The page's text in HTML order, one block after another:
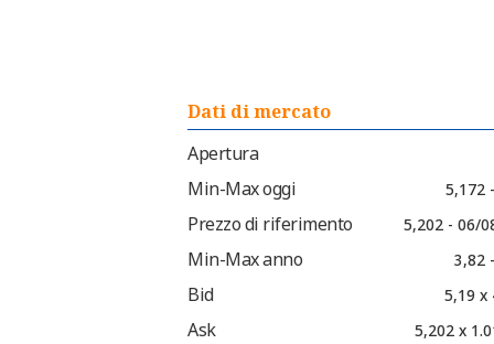
Dati di mercato
Apertura
Min-Max oggi
5,172
Prezzo di riferimento 5,202 - 06/
Min-Max anno 3,82
Bid 5,19 x
Ask 5,202 x